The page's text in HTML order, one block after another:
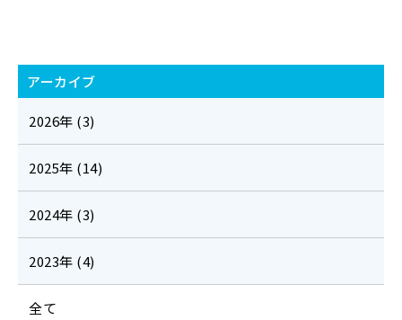
アーカイブ
2026年 (3)
2025年 (14)
2024年 (3)
2023年 (4)
全て